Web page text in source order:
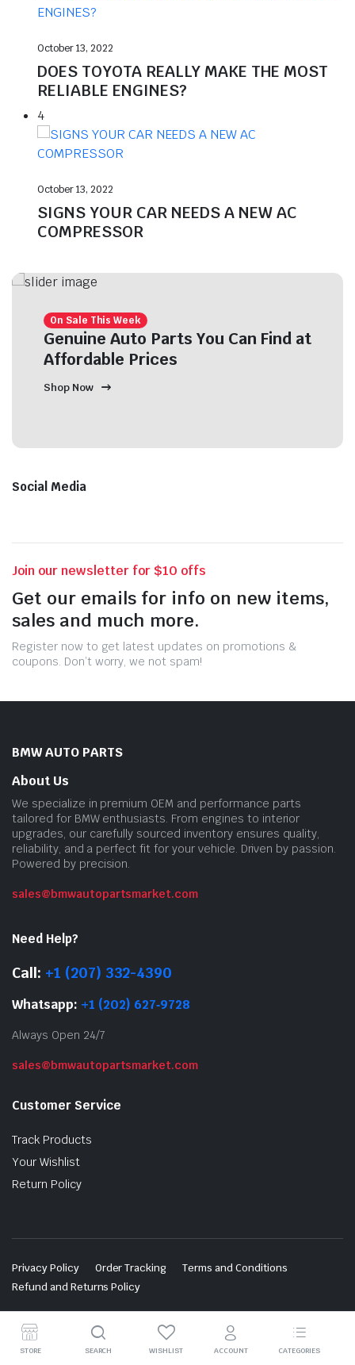
October 13, 2022
DOES TOYOTA REALLY MAKE THE MOST
RELIABLE ENGINES?
4
October 13, 2022
SIGNS YOUR CAR NEEDS A NEW AC
COMPRESSOR
On Sale This Week
Genuine Auto Parts You Can Find at
Affordable Prices
Shop Now
Social Media
Join our newsletter for $10 offs
Get our emails for info on new items,
sales and much more.
Register now to get latest updates on promotions &
coupons. Don’t worry, we not spam!
BMW AUTO PARTS
About Us
We specialize in premium OEM and performance parts
tailored for BMW enthusiasts. From engines to interior
upgrades, our carefully sourced inventory ensures quality,
reliability, and a perfect fit for your vehicle. Driven by passion.
Powered by precision.
sales@bmwautopartsmarket.com
Need Help?
Call: +1 (207) 332-4390
Whatsapp: +1 (202) 627‑9728
Always Open 24/7
sales@bmwautopartsmarket.com
Customer Service
Track Products
Your Wishlist
Return Policy
Privacy Policy Order Tracking
Terms and Conditions
Refund and Returns Policy
Copyright 2025 © BMW Auto Parts. All right reserved.
STORE SEARCH WISHLIST ACCOUNT CATEGORIES